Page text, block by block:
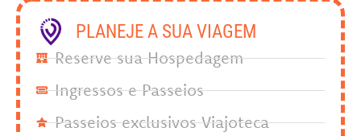
PLANEJE A SUA VIAGEM
Reserve sua Hospedagem
Ingressos e Passeios
Passeios exclusivos Viajoteca